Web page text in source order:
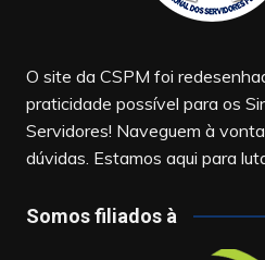
O site da CSPM foi
praticidade possível para os
Servidores! Naveguem à
dúvidas. Estamos aqui para
Somos filiados à